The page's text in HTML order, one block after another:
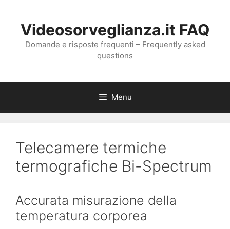
contenutoVideosorveglianza.it FAQ
Domande e risposte frequenti – Frequently asked
questions
Menu
Telecamere termiche
termografiche Bi-Spectrum
Accurata misurazione della
temperatura corporea